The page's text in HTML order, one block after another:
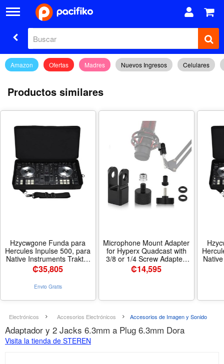
Amazon Ofertas Madres Nuevos Ingresos Celulares
Productos similares
Hzycwgone Funda para
Hercules Inpulse 500, para
Native Instruments Traktor
Kontrol S4 Mk3, para
Pioneer DJ DDJ-SR2/SR,
controlador de DJ, funda de
transporte de viaje, mochila
para auriculares,
₡35,805
Envio Gratis
Microphone Mount Adapter
for Hyperx Quadcast with
3/8 or 1/4 Screw Adapter,
Works with HyperX
QuadCast Microphone
Mic (Black)
₡14,595
Electrónicos Accesorios Electrónicos Accesorios de Imagen y Sonido
Adaptador y 2 Jacks 6.3mm a Plug 6.3mm Dora
Visita la tienda de STEREN